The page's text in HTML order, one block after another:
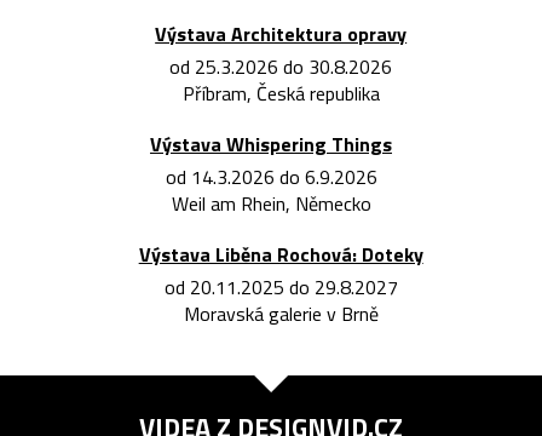
Výstava Architektura opravy
od 25.3.2026 do 30.8.2026
Příbram, Česká republika
Výstava Whispering Things
od 14.3.2026 do 6.9.2026
Weil am Rhein, Německo
Výstava Liběna Rochová: Doteky
od 20.11.2025 do 29.8.2027
Moravská galerie v Brně
VIDEA Z DESIGNVID.CZ